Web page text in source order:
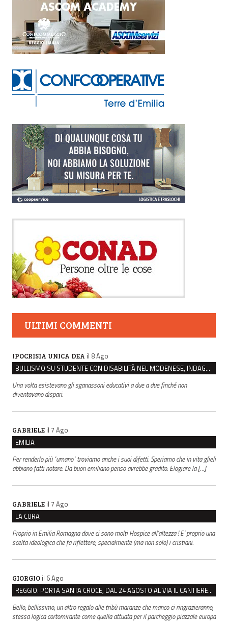
ULTIMI COMMENTI
IPOCRISIA UNICA DEA il 8 Ago
BULLISMO SU STUDENTE CON DISABILITÀ NEL MODENESE, INDAGATI DUE RAGAZZI DI 16 ANNI
Una volta esistevano gli sganassoni educativi a due a due finché non
diventavano dispari.
GABRIELE il 7 Ago
EMILIA
Per renderlo più "umano" troviamo anche i suoi difetti. Speriamo che in vita glieli
abbiano fatti notare. Da buon emiliano penso avrebbe gradito. Elogiare la […]
GABRIELE il 7 Ago
LA CURA
Proprio in Emilia Romagna dove ci sono molti Hospice all’altezza ! E’ proprio una
scelta ideologica che fa riflettere, specialmente (ma non solo) i cristiani.
GIORGIO il 6 Ago
REGGIO. PORTA SANTA CROCE, DAL 24 AGOSTO AL VIA IL CANTIERE PER IL NUOVO COLLETTORE FOGNARIO
Bello, bellissimo, un altro regalo alle tribù maranze che manco ci ringrazieranno,
stessa logica cortomirante come quella attuata per il parcheggio piazzale europa